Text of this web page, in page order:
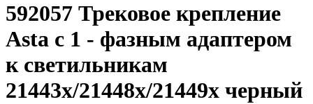
592057 Трековое крепление
Asta с 1 - фазным адаптером
к светильникам
21443х/21448х/21449х черный